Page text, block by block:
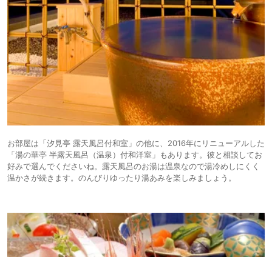
お部屋は「汐見亭 露天風呂付和室」の他に、2016年にリニューアルした
「湯の華亭 半露天風呂（温泉）付和洋室」もあります。彼と相談してお
好みで選んでくださいね。露天風呂のお湯は温泉なので湯冷めしにくく
温かさが続きます。のんびりゆったり湯あみを楽しみましょう。